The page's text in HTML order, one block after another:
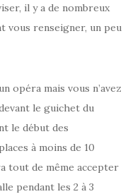
il y a de nombreux
vous renseigner, un peu
opéra mais vous n’avez
le guichet du
le début des
à moins de 10
tout de même accepter
pendant les 2 à 3